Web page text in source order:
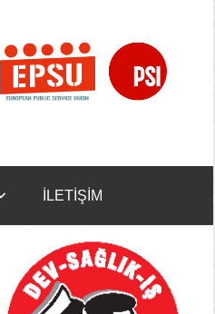
İLETİŞİM